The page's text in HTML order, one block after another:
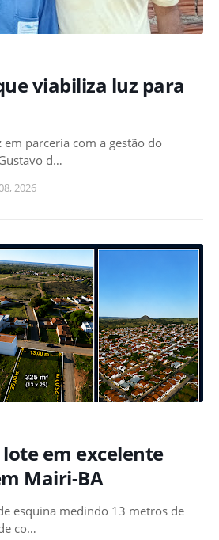
viabiliza luz para
parceria com a gestão do
d…
2026
em excelente
Mairi-BA
esquina medindo 13 metros de
co…